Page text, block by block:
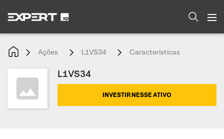
Ações L1VS34 Características
L1VS34
INVESTIR NESSE ATIVO